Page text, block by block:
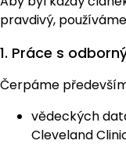
pravdivý,
1. Práce s
Čerpáme
vědeckých
Cleveland